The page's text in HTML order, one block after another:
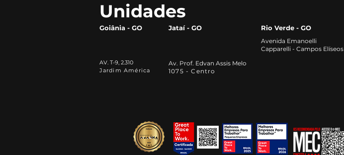
Unidades
Goiânia - GO Jataí - GO
AV. T-9, 2.310
Jardim América
Av. Prof. Edvan Assis Melo
1075 - Centro
Rio Verde - GO
Avenida Emanoelli
Capparelli - Campos Elíseos